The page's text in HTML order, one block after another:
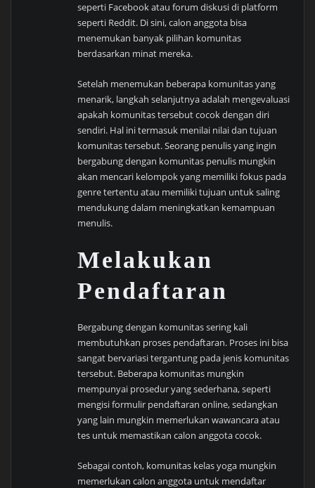
seperti Facebook atau forum diskusi di platform
seperti Reddit. Di sini, calon anggota bisa
menemukan banyak pilihan komunitas
berdasarkan minat mereka.
Setelah menemukan beberapa komunitas yang
menarik, langkah selanjutnya adalah mengevaluasi
apakah komunitas tersebut cocok dengan diri
sendiri. Hal ini termasuk menilai nilai dan tujuan
komunitas tersebut. Seorang penulis yang ingin
bergabung dengan komunitas penulis mungkin
akan mencari kelompok yang memiliki fokus pada
genre tertentu atau memiliki tujuan untuk saling
mendukung dalam meningkatkan kemampuan
menulis.
Melakukan
Pendaftaran
Bergabung dengan komunitas sering kali
membutuhkan proses pendaftaran. Proses ini bisa
sangat bervariasi tergantung pada jenis komunitas
tersebut. Beberapa komunitas mungkin
mempunyai prosedur yang sederhana, seperti
mengisi formulir pendaftaran online, sedangkan
yang lain mungkin memerlukan wawancara atau
tes untuk memastikan calon anggota cocok.
Sebagai contoh, komunitas kelas yoga mungkin
memerlukan calon anggota untuk mendaftar